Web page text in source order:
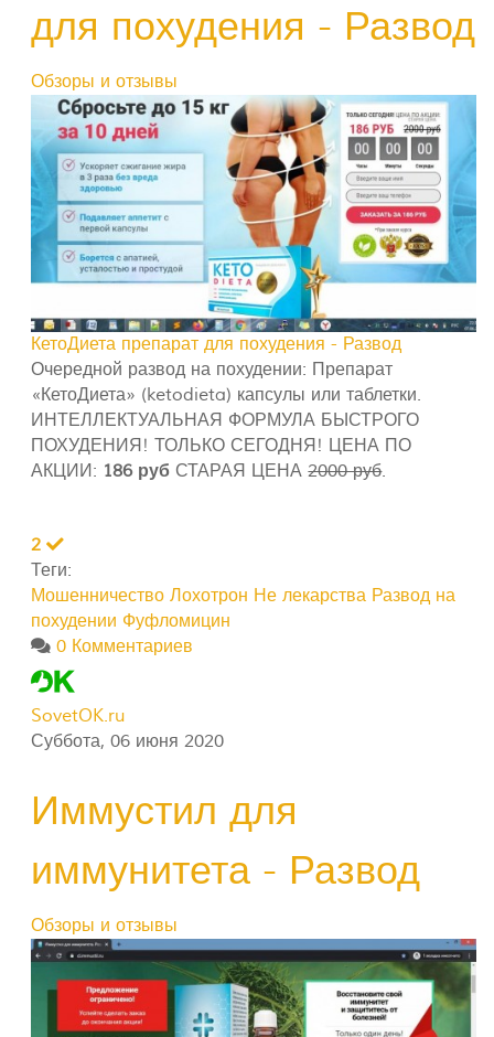
для похудения - Развод
Обзоры и отзывы
КетоДиета препарат для похудения - Развод
Очередной развод на похудении: Препарат
«КетоДиета» (ketodieta) капсулы или таблетки.
ИНТЕЛЛЕКТУАЛЬНАЯ ФОРМУЛА БЫСТРОГО
ПОХУДЕНИЯ! ТОЛЬКО СЕГОДНЯ! ЦЕНА ПО
АКЦИИ: 186 руб СТАРАЯ ЦЕНА2000 руб.
2
Теги:
Мошенничество Лохотрон Не лекарства Развод на
похудении Фуфломицин
0 Комментариев
SovetOK.ru
Суббота, 06 июня 2020
Иммустил для
иммунитета - Развод
Обзоры и отзывы